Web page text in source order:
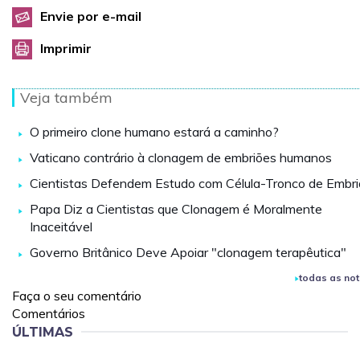
Envie por e-mail
Imprimir
Veja também
O primeiro clone humano estará a caminho?
Vaticano contrário à clonagem de embriões humanos
Cientistas Defendem Estudo com Célula-Tronco de
Papa Diz a Cientistas que Clonagem é Moralmente
Inaceitável
Governo Britânico Deve Apoiar "clonagem terapêutica"
todas as
Faça o seu comentário
Comentários
ÚLTIMAS